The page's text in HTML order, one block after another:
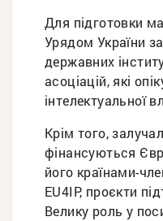
Для підготовки
Урядом України
державних
асоціацій, які
інтелектуальної
Крім того,
фінансуються
його країнами-
EU4IP, проєкти
Велику роль у